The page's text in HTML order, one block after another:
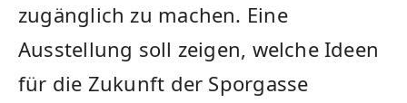
zugänglich zu machen. Eine
Ausstellung soll zeigen, welche Ideen
für die Zukunft der Sporgasse